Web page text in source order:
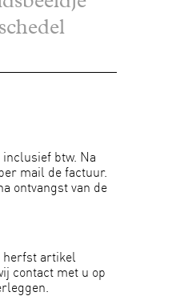
inclusief btw. Na
mail de factuur.
ontvangst van de
herfst artikel
contact met u op